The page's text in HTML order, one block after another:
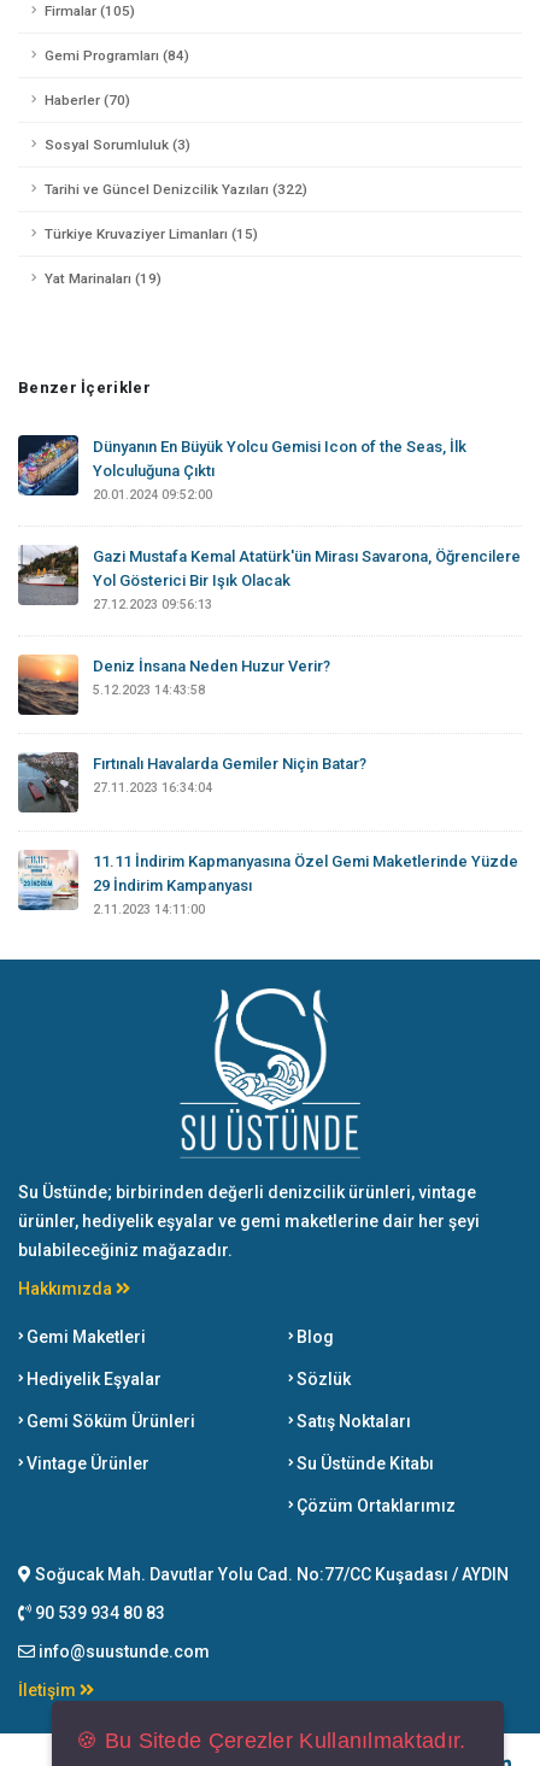
Firmalar (105)
Gemi Programları (84)
Haberler (70)
Sosyal Sorumluluk (3)
Tarihi ve Güncel Denizcilik Yazıları (322)
Türkiye Kruvaziyer Limanları (15)
Yat Marinaları (19)
Benzer İçerikler
Dünyanın En Büyük Yolcu Gemisi Icon of the Seas, İlk
Yolculuğuna Çıktı
20.01.2024 09:52:00
Gazi Mustafa Kemal Atatürk'ün Mirası Savarona, Öğrencilere
Yol Gösterici Bir Işık Olacak
27.12.2023 09:56:13
Deniz İnsana Neden Huzur Verir?
5.12.2023 14:43:58
Fırtınalı Havalarda Gemiler Niçin Batar?
27.11.2023 16:34:04
11.11 İndirim Kapmanyasına Özel Gemi Maketlerinde Yüzde
29 İndirim Kampanyası
2.11.2023 14:11:00
Su Üstünde; birbirinden değerli denizcilik ürünleri, vintage
ürünler, hediyelik eşyalar ve gemi maketlerine dair her şeyi
bulabileceğiniz mağazadır.
Hakkımızda
Gemi Maketleri
Hediyelik Eşyalar
Gemi Söküm Ürünleri
Vintage Ürünler
Blog
Sözlük
Satış Noktaları
Su Üstünde Kitabı
Çözüm Ortaklarımız
Soğucak Mah. Davutlar Yolu Cad. No:77/CC Kuşadası / AYDIN
90 539 934 80 83
info@suustunde.com
İletişim
🍪 Bu Sitede Çerezler Kullanılmaktadır.